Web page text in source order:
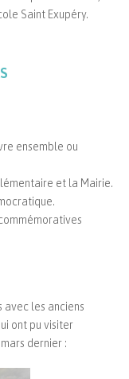
Saint Exupéry.
ensemble ou
et la Mairie.
avec les anciens
ont pu visiter
dernier :